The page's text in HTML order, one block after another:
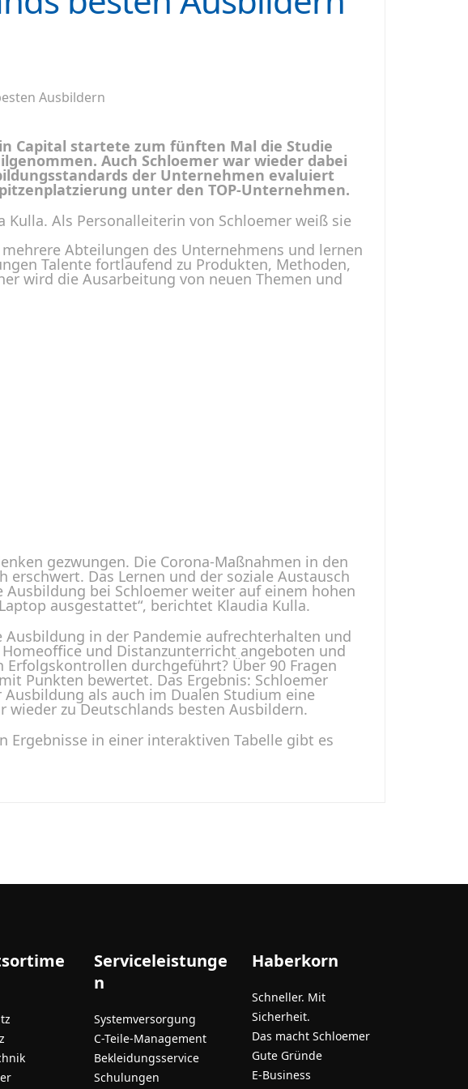
Capital startete zum fünften Mal die Studie
Auch Schloemer war wieder dabei
der Unternehmen evaluiert
unter den TOP-Unternehmen.
Als Personalleiterin von Schloemer weiß sie
Abteilungen des Unternehmens und lernen
Talente fortlaufend zu Produkten, Methoden,
wird die Ausarbeitung von neuen Themen und
gezwungen. Die Corona-Maßnahmen in den
Das Lernen und der soziale Austausch
bei Schloemer weiter auf einem hohen
ausgestattet“, berichtet Klaudia Kulla.
in der Pandemie aufrechterhalten und
und Distanzunterricht angeboten und
durchgeführt? Über 90 Fragen
Punkten bewertet. Das Ergebnis: Schloemer
als auch im Dualen Studium eine
wieder zu Deutschlands besten Ausbildern.
Ergebnisse in einer interaktiven Tabelle gibt es
Serviceleistunge
n
Systemversorgung
C-Teile-Management
Bekleidungsservice
Schulungen
Haberkorn
Schneller. Mit
Sicherheit.
Das macht Schloemer
Gute Gründe
E-Business